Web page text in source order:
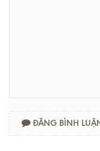
ĐĂNG BÌNH